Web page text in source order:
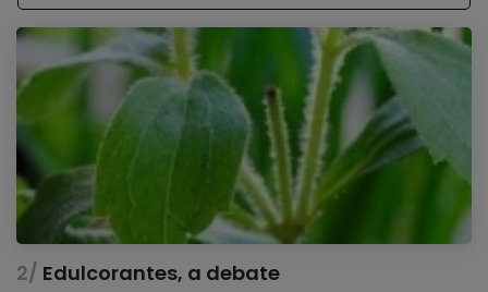
Edulcorantes, a debate